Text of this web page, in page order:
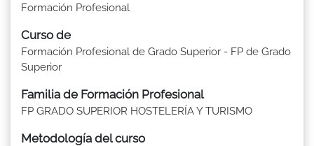
Formación Profesional
Curso de
Formación Profesional de Grado Superior - FP de Grado
Superior
Familia de Formación Profesional
FP GRADO SUPERIOR HOSTELERÍA Y TURISMO
Metodología del curso